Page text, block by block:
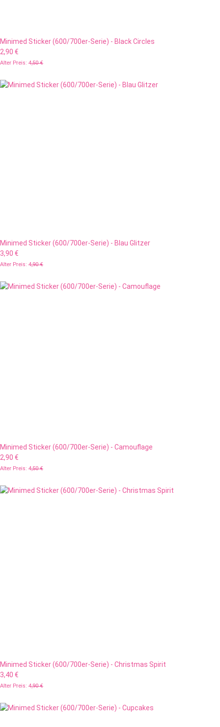
Minimed Sticker (600/700er-Serie) - Black Circles
2,90 €
Alter Preis: 4,50 €
Minimed Sticker (600/700er-Serie) - Blau Glitzer
3,90 €
Alter Preis: 4,90 €
Minimed Sticker (600/700er-Serie) - Camouflage
2,90 €
Alter Preis: 4,50 €
Minimed Sticker (600/700er-Serie) - Christmas Spirit
3,40 €
Alter Preis: 4,90 €